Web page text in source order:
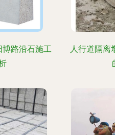
路沿石施工
人行道隔离